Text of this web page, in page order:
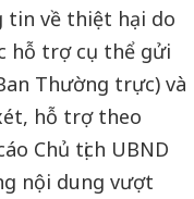
tin về thiệt hại do
hỗ trợ cụ thể gửi
Thường trực) và
hỗ trợ theo
Chủ tịch UBND
nội dung vượt